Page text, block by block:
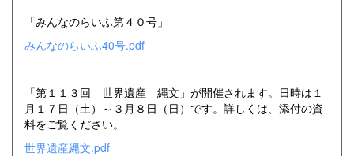
「みんなのらいふ第４０号」
みんなのらいふ40号.pdf
「第１１３回 世界遺産 縄文」が開催されます。日時は１
月１７日（土）～３月８日（日）です。詳しくは、添付の資
料をご覧ください。
世界遺産縄文.pdf